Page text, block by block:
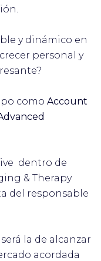
y dinámico en
personal y
como Account
dentro de
& Therapy
del responsable
la de alcanzar
acordada